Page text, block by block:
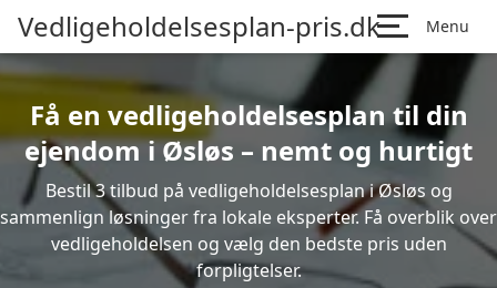
Vedligeholdelsesplan-pris.dk Menu
Få en vedligeholdelsesplan til din
ejendom i Øsløs – nemt og hurtigt
Bestil 3 tilbud på vedligeholdelsesplan i Øsløs og
sammenlign løsninger fra lokale eksperter. Få overblik over
vedligeholdelsen og vælg den bedste pris uden
forpligtelser.